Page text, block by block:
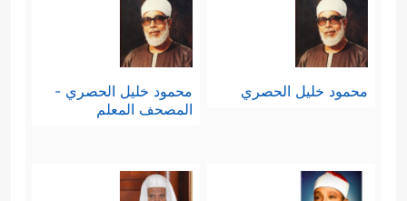
محمود خليل الحصري
محمود خليل الحصري -
المصحف المعلم